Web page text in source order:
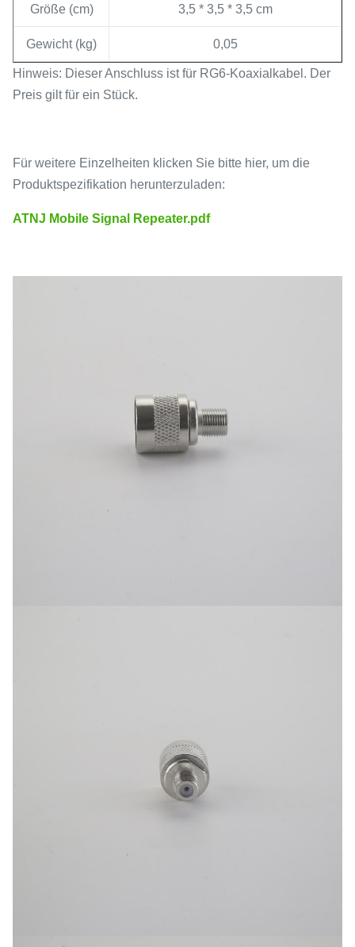
Größe (cm) 3,5 * 3,5 * 3,5 cm
Gewicht (kg) 0,05
Hinweis: Dieser Anschluss ist für RG6-Koaxialkabel. Der
Preis gilt für ein Stück.
Für weitere Einzelheiten klicken Sie bitte hier, um die
Produktspezifikation herunterzuladen:
ATNJ Mobile Signal Repeater.pdf